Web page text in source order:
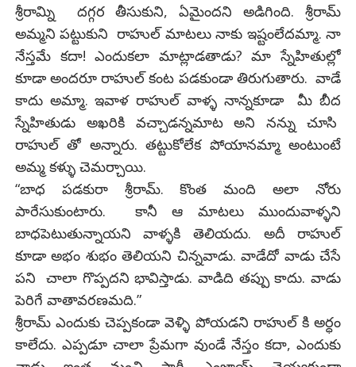
శ్రీరామ్ని దగ్గర తీసుకుని, ఏమైందని అడిగింది. శ్రీరామ్
అమ్మని పట్టుకుని రాహుల్ మాటలు నాకు ఇష్టంలేదమ్మా. నా
నేస్తమే కదా! ఎందుకలా మాట్లాడతాడు? మా స్నేహితుల్లో
కూడా అందరూ రాహుల్ కంట పడకుండా తిరుగుతారు. వాడే
కాదు అమ్మా. ఇవాళ రాహుల్ వాళ్ళ నాన్నకూడా మీ బీద
స్నేహితుడు అఖరికి వచ్చాడన్నమాట అని నన్ను చూసి
రాహుల్ తో అన్నారు. తట్టుకోలేక పోయానమ్మా అంటుంటే
అమ్మ కళ్ళు చెమర్చాయి.
“బాధ పడకురా శ్రీరామ్. కొంత మంది అలా నోరు
పారేసుకుంటారు. కానీ ఆ మాటలు ముందువాళ్ళని
బాధపెటుతున్నాయని వాళ్ళకి తెలియదు. అదీ రాహుల్
కూడా అభం శుభం తెలియని చిన్నవాడు. వాడేదో వాడు చేసే
పని చాలా గొప్పదని భావిస్తాడు. వాడిది తప్పు కాదు. వాడు
పెరిగే వాతావరణమది.”
శ్రీరామ్ ఎందుకు చెప్పకండా వెళ్ళి పోయడని రాహుల్ కి అర్ధం
కాలేదు. ఎప్పడూ చాలా ప్రేమగా వుండే నేస్తం కదా, ఎందుకు